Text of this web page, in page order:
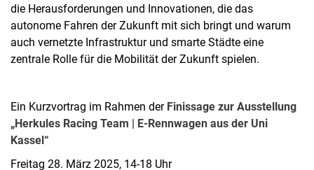
die Herausforderungen und Innovationen, die das
autonome Fahren der Zukunft mit sich bringt und warum
auch vernetzte Infrastruktur und smarte Städte eine
zentrale Rolle für die Mobilität der Zukunft spielen.
Ein Kurzvortrag im Rahmen der Finissage zur Ausstellung
„Herkules Racing Team | E-Rennwagen aus der Uni
Kassel“
Freitag 28. März 2025, 14-18 Uhr